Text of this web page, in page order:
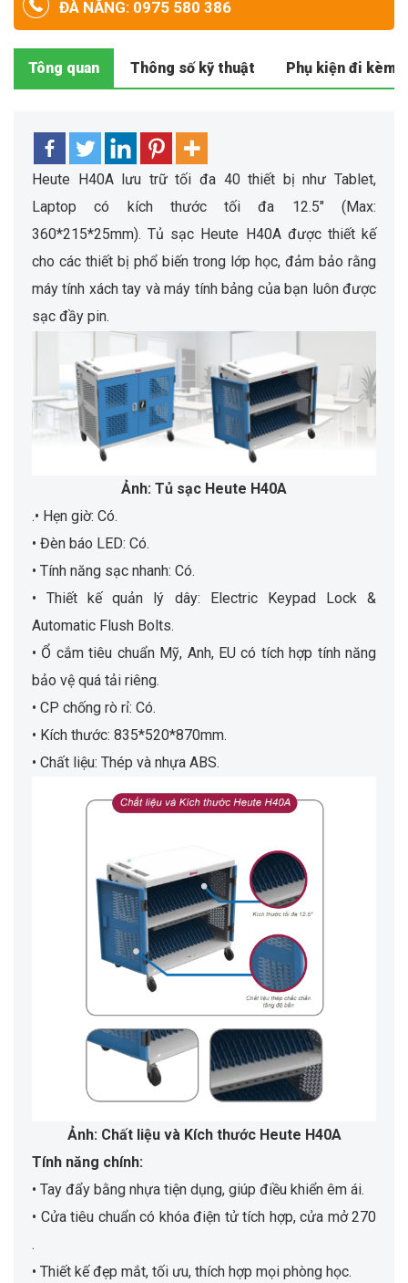
ĐÀ NẴNG: 0975 580 386
Tông quan Thông số kỹ thuật Phụ kiện đi kèm
Heute H40A lưu trữ tối đa 40 thiết bị như Tablet,
Laptop có kích thước tối đa 12.5″ (Max:
360*215*25mm). Tủ sạc Heute H40A được thiết kế
cho các thiết bị phổ biến trong lớp học, đảm bảo rằng
máy tính xách tay và máy tính bảng của bạn luôn được
sạc đầy pin.
Ảnh: Tủ sạc Heute H40A
.• Hẹn giờ: Có.
• Đèn báo LED: Có.
• Tính năng sạc nhanh: Có.
• Thiết kế quản lý dây: Electric Keypad Lock &
Automatic Flush Bolts.
• Ổ cắm tiêu chuẩn Mỹ, Anh, EU có tích hợp tính năng
bảo vệ quá tải riêng.
• CP chống rò rỉ: Có.
• Kích thước: 835*520*870mm.
• Chất liệu: Thép và nhựa ABS.
Ảnh: Chất liệu và Kích thước Heute H40A
Tính năng chính:
• Tay đẩy bằng nhựa tiện dụng, giúp điều khiển êm ái.
• Cửa tiêu chuẩn có khóa điện tử tích hợp, cửa mở 270
.
• Thiết kế đẹp mắt, tối ưu, thích hợp mọi phòng học.